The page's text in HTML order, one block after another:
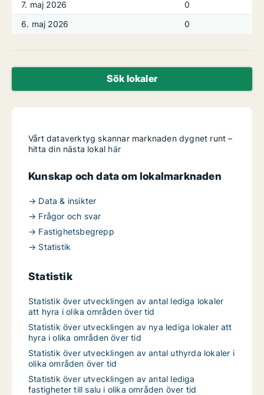
7. maj 2026
0
6. maj 2026
0
Sök lokaler
Vårt dataverktyg skannar marknaden dygnet runt –
hitta din nästa lokal här
Kunskap och data om lokalmarknaden
→ Data & insikter
→ Frågor och svar
→ Fastighetsbegrepp
→ Statistik
Statistik
Statistik över utvecklingen av antal lediga lokaler
att hyra i olika områden över tid
Statistik över utvecklingen av nya lediga lokaler att
hyra i olika områden över tid
Statistik över utvecklingen av antal uthyrda lokaler i
olika områden över tid
Statistik över utvecklingen av antal lediga
fastigheter till salu i olika områden över tid